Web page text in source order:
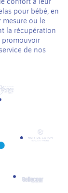
pour bébé, en
mesure ou le
la récupération
promouvoir
de nos